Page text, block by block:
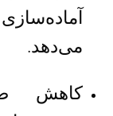
می‌دهد.
کاهش